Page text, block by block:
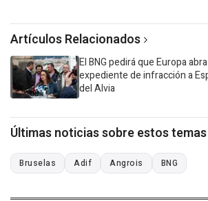
Artículos Relacionados
El BNG pedirá que Europa
expediente de infracción a
del Alvia
Últimas noticias sobre estos temas
Bruselas Adif Angrois BNG